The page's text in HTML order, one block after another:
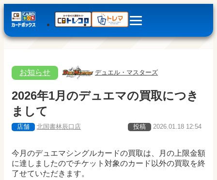
お知らせ デュエル・マスターズ
2026年1月のデュエマの買取につき
まして
店舗 北国書林辰口店 投稿 2026.01.18 12:54
今月のデュエマシングルカードの買取は、月の上限金額
に達しましたのでチケット対象のカード以外の買取を終
了せていただきます。